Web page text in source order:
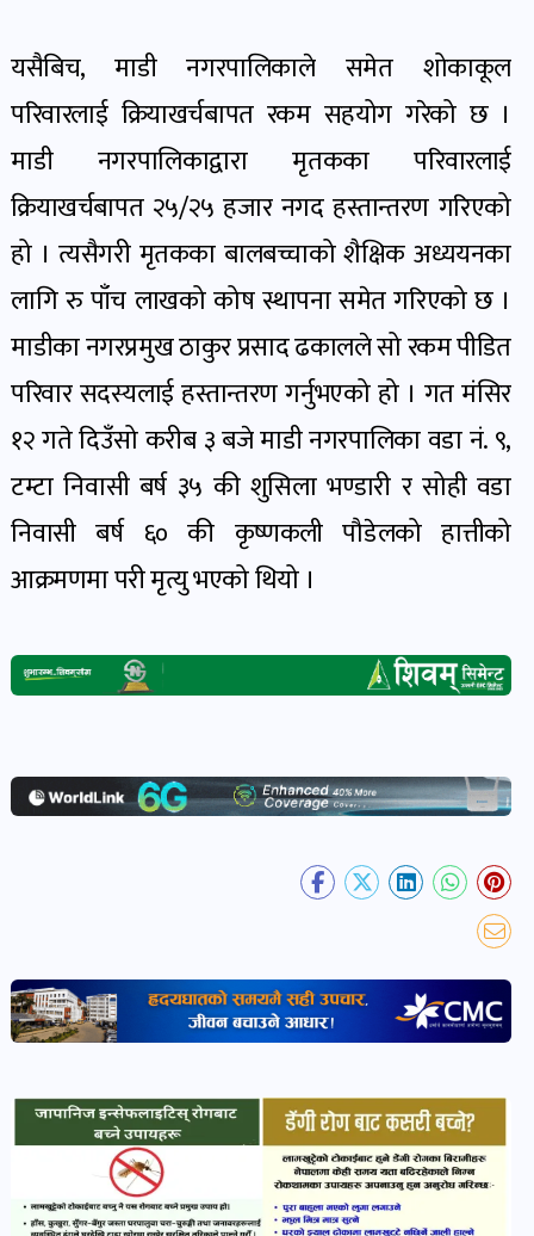
जोखिम
पोष्ट
र
खेलाडी
पोष्ट
खबर
पोष्ट
स्वास्थ्य
पोष्ट
प्रवास
वन-
वातावरण
कला-
पोष्ट
यसैबिच, माडी नगरपालिकाले समेत शोकाकूल
परिवारलाई क्रियाखर्चबापत रकम सहयोग गरेको छ ।
माडी नगरपालिकाद्वारा मृतककापरिवारलाई
क्रियाखर्चबापत २५/२५ हजार नगद हस्तान्तरण गरिएको
हो । त्यसैगरी मृतकका बालबच्चाको शैक्षिक अध्ययनका
लागि रु पाँच लाखको कोष स्थापना समेत गरिएको छ ।
माडीका नगरप्रमुख ठाकुर प्रसाद ढकालले सो रकम पीडित
परिवार सदस्यलाई हस्तान्तरण गर्नुभएको हो । गत मंसिर
१२ गते दिउँसो करीब ३ बजे माडी नगरपालिका वडा नं. ९,
टम्टा निवासी बर्ष ३५ की शुसिला भण्डारी र सोही वडा
निवासी बर्ष ६० की कृष्णकली पौडेलको हात्तीको
आक्रमणमा परी मृत्यु भएको थियो ।